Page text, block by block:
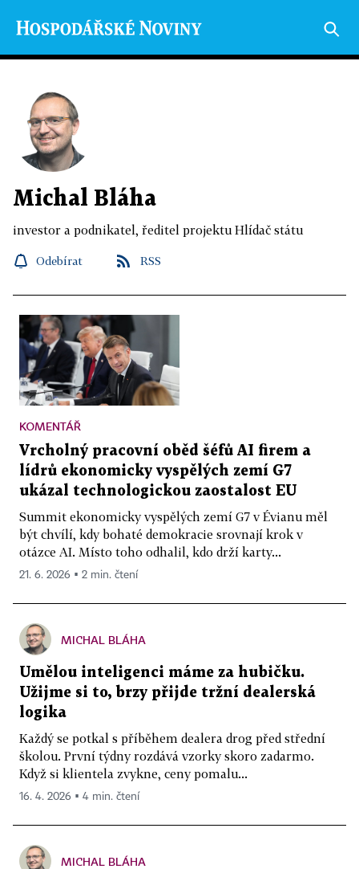
Michal Bláha
investor a podnikatel, ředitel projektu Hlídač státu
Odebírat RSS
KOMENTÁŘ
Vrcholný pracovní oběd šéfů AI firem a
lídrů ekonomicky vyspělých zemí G7
ukázal technologickou zaostalost EU
Summit ekonomicky vyspělých zemí G7 v Évianu měl
být chvílí, kdy bohaté demokracie srovnají krok v
otázce AI. Místo toho odhalil, kdo drží karty...
21. 6. 2026 ▪ 2 min. čtení
MICHAL BLÁHA
Umělou inteligenci máme za hubičku.
Užijme si to, brzy přijde tržní dealerská
logika
Každý se potkal s příběhem dealera drog před střední
školou. První týdny rozdává vzorky skoro zadarmo.
Když si klientela zvykne, ceny pomalu...
16. 4. 2026 ▪ 4 min. čtení
MICHAL BLÁHA